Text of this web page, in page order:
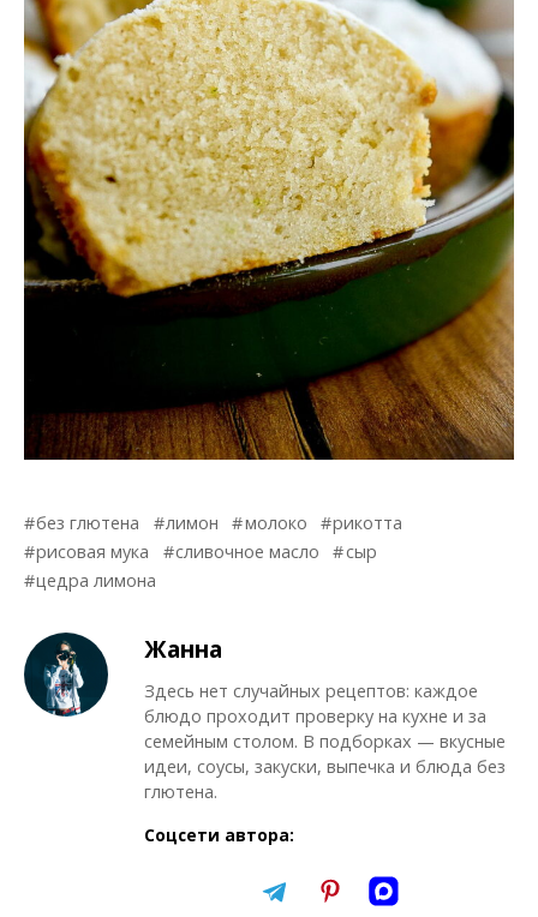
без глютена лимон молоко
рикотта
рисовая мука
сливочное масло
сыр
цедра лимона
Жанна
Здесь нет случайных рецептов: каждое
блюдо проходит проверку на кухне и за
семейным столом. В подборках — вкусные
идеи, соусы, закуски, выпечка и блюда без
глютена.
Соцсети автора: